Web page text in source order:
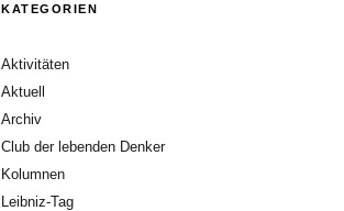
KATEGORIEN
Aktivitäten
Aktuell
Archiv
Club der lebenden Denker
Kolumnen
Leibniz-Tag